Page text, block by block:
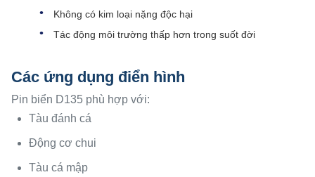
Không có kim loại nặng độc hại
Tác động môi trường thấp hơn trong suốt đời
Các ứng dụng điển hình
Pin biển D135 phù hợp với:
Tàu đánh cá
Động cơ chui
Tàu cá mập